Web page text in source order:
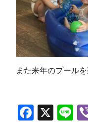
また来年のプール
X